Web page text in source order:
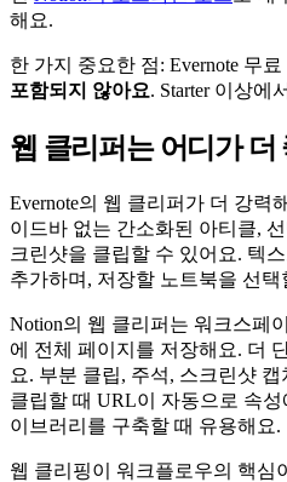
해요.
한 가지 중요한 점: Evernote 무
포함되지 않아요. Starter 이상에
웹 클리퍼는 어디가 더
Evernote의 웹 클리퍼가 더 강력
이드바 없는 간소화된 아티클,
크린샷을 클립할 수 있어요. 텍
추가하며, 저장할 노트북을 선택
Notion의 웹 클리퍼는 워크스페
에 전체 페이지를 저장해요. 더
요. 부분 클립, 주석, 스크린샷
클립할 때 URL이 자동으로 속
이브러리를 구축할 때 유용해요.
웹 클리핑이 워크플로우의 핵심